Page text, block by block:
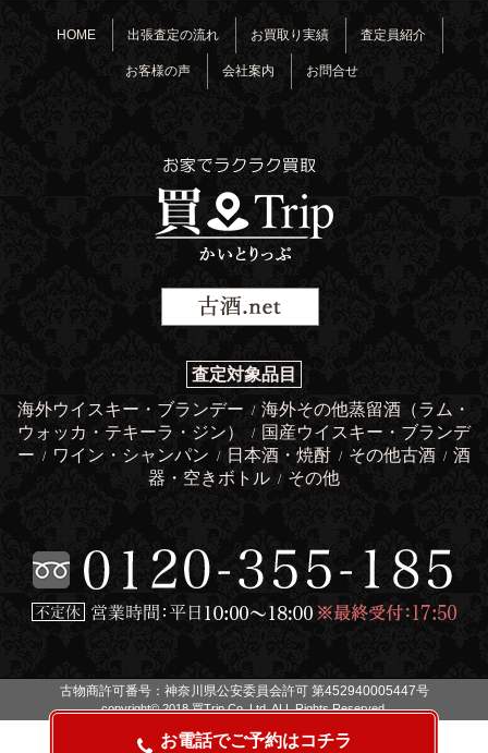
HOME 出張査定の流れ お買取り実績 査定員紹介
お客様の声 会社案内 お問合せ
査定対象品目
海外ウイスキー・ブランデー / 海外その他蒸留酒（ラム・
ウォッカ・テキーラ・ジン）
/ 国産ウイスキー・ブランデ
ー / ワイン・シャンパン / 日本酒・焼酎 / その他古酒 / 酒
器・空きボトル / その他
古物商許可番号：神奈川県公安委員会許可 第452940005447号
copyright© 2018 買Trip Co.,Ltd. ALL Rights Reserved.
お電話でご予約はコチラ